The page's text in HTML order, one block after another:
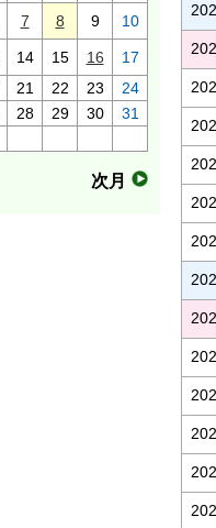
7 8 9 10
14 15 16
17
21 22 23
24
28 29 30 31
次月